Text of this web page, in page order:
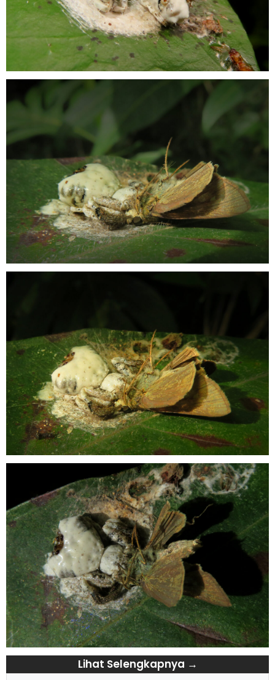
Lihat Selengkapnya →